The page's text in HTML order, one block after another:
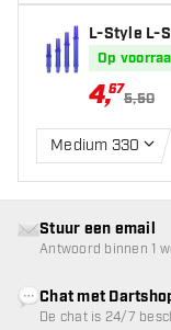
L-Style L-
- Dart
Op
4,67
5,50
Medium 330
Stuur een email
Antwoord binnen 1
Chat met
De chat is 24/7